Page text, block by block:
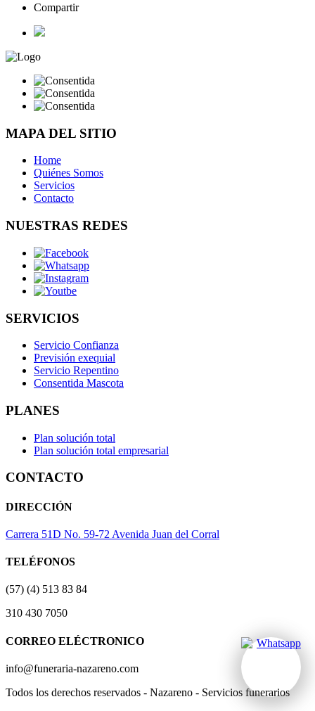
Compartir
MAPA DEL SITIO
Home
Quiénes Somos
Servicios
Contacto
NUESTRAS REDES
SERVICIOS
Servicio Confianza
Previsión exequial
Servicio Repentino
Consentida Mascota
PLANES
Plan solución total
Plan solución total empresarial
CONTACTO
DIRECCIÓN
Carrera 51D No. 59-72 Avenida Juan del Corral
TELÉFONOS
(57) (4) 513 83 84
310 430 7050
CORREO ELÉCTRONICO
info@funeraria-nazareno.com
Todos los derechos reservados - Nazareno - Servicios funerarios